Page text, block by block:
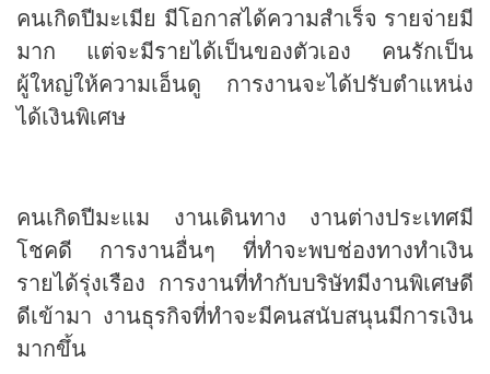
คนเกิดปีมะเมีย มีโอกาสได้ความสำเร็จ รายจ่ายมี
มาก แต่จะมีรายได้เป็นของตัวเอง คนรักเป็น
ผู้ใหญ่ให้ความเอ็นดู การงานจะได้ปรับตำแหน่ง
ได้เงินพิเศษ
คนเกิดปีมะแม งานเดินทาง งานต่างประเทศมี
โชคดี การงานอื่นๆ ที่ทำจะพบช่องทางทำเงิน
รายได้รุ่งเรือง การงานที่ทำกับบริษัทมีงานพิเศษดี
ดีเข้ามา งานธุรกิจที่ทำจะมีคนสนับสนุนมีการเงิน
มากขึ้น